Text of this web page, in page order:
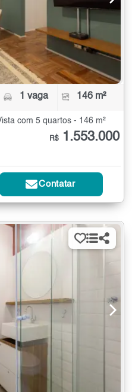
1 vaga 146 m²
com 5 quartos - 146 m²
R$ 1.553.000
Contatar